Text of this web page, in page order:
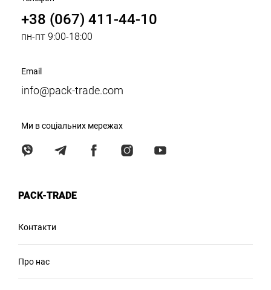
+38 (067) 411-44-10
пн-пт 9:00-18:00
Email
info@pack-trade.com
Ми в соціальних мережах
PACK-TRADE
Контакти
Про нас